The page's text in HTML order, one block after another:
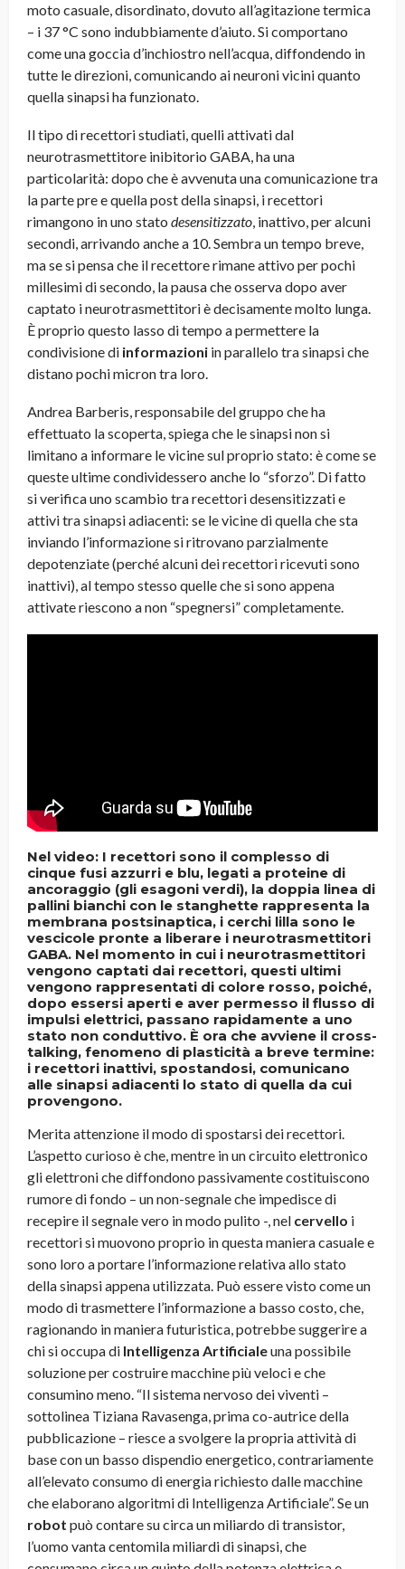
moto casuale, disordinato, dovuto all’agitazione termica
– i 37 °C sono indubbiamente d’aiuto. Si comportano
come una goccia d’inchiostro nell’acqua, diffondendo in
tutte le direzioni, comunicando ai neuroni vicini quanto
quella sinapsi ha funzionato.
Il tipo di recettori studiati, quelli attivati dal
neurotrasmettitore inibitorio GABA, ha una
particolarità: dopo che è avvenuta una comunicazione tra
la parte pre e quella post della sinapsi, i recettori
rimangono in uno stato desensitizzato, inattivo, per alcuni
secondi, arrivando anche a 10. Sembra un tempo breve,
ma se si pensa che il recettore rimane attivo per pochi
millesimi di secondo, la pausa che osserva dopo aver
captato i neurotrasmettitori è decisamente molto lunga.
È proprio questo lasso di tempo a permettere la
condivisione di informazioni in parallelo tra sinapsi che
distano pochi micron tra loro.
Andrea Barberis, responsabile del gruppo che ha
effettuato la scoperta, spiega che le sinapsi non si
limitano a informare le vicine sul proprio stato: è come se
queste ultime condividessero anche lo “sforzo”. Di fatto
si verifica uno scambio tra recettori desensitizzati e
attivi tra sinapsi adiacenti: se le vicine di quella che sta
inviando l’informazione si ritrovano parzialmente
depotenziate (perché alcuni dei recettori ricevuti sono
inattivi), al tempo stesso quelle che si sono appena
attivate riescono a non “spegnersi” completamente.
Nel video: I recettori sono il complesso di
cinque fusi azzurri e blu, legati a proteine di
ancoraggio (gli esagoni verdi), la doppia linea di
pallini bianchi con le stanghette rappresenta la
membrana postsinaptica, i cerchi lilla sono le
vescicole pronte a liberare i neurotrasmettitori
GABA. Nel momento in cui i neurotrasmettitori
vengono captati dai recettori, questi ultimi
vengono rappresentati di colore rosso, poiché,
dopo essersi aperti e aver permesso il flusso di
impulsi elettrici, passano rapidamente a uno
stato non conduttivo. È ora che avviene il cross-
talking, fenomeno di plasticità a breve termine:
i recettori inattivi, spostandosi, comunicano
alle sinapsi adiacenti lo stato di quella da cui
provengono.
Merita attenzione il modo di spostarsi dei recettori.
L’aspetto curioso è che, mentre in un circuito elettronico
gli elettroni che diffondono passivamente costituiscono
rumore di fondo – un non-segnale che impedisce di
recepire il segnale vero in modo pulito -, nel cervello i
recettori si muovono proprio in questa maniera casuale e
sono loro a portare l’informazione relativa allo stato
della sinapsi appena utilizzata. Può essere visto come un
modo di trasmettere l’informazione a basso costo, che,
ragionando in maniera futuristica, potrebbe suggerire a
chi si occupa di Intelligenza Artificialeuna possibile
soluzione per costruire macchine più veloci e che
consumino meno. “Il sistema nervoso dei viventi –
sottolinea Tiziana Ravasenga, prima co-autrice della
pubblicazione – riesce a svolgere la propria attività di
base con un basso dispendio energetico, contrariamente
all’elevato consumo di energia richiesto dalle macchine
che elaborano algoritmi di Intelligenza Artificiale”. Se un
robot può contare su circa un miliardo di transistor,
l’uomo vanta centomila miliardi di sinapsi, che